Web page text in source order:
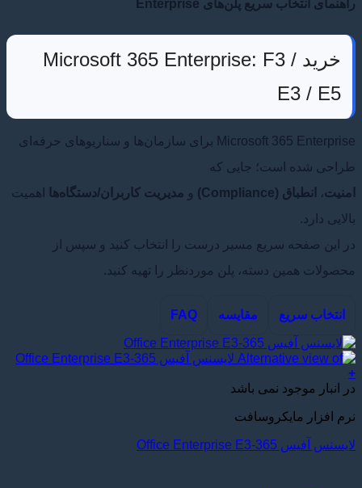
راهنمای انتخاب سریع پلن‌های Enterprise
خرید Microsoft 365 Enterprise: F3 /
E3 / E5
Microsoft 365 Enterprise برای سازمان‌ها و سناریوهای حرفه‌ای
طراحی شده است؛ جایی که
امنیت، انطباق (Compliance) و مدیریت کاربران/دستگاه‌ها
اهمیت
بالایی دارد.
در این صفحه سریع مسیر درست را انتخاب کنید و سپس از
محصولات همین دسته، پلن موردنظر را تهیه کنید.
انتخاب سریع مقایسه FAQ
+
در انبار موجود نمی باشد
نرم افزار مایکروسافت
لایسنس آفیس 365-Office Enterprise E3